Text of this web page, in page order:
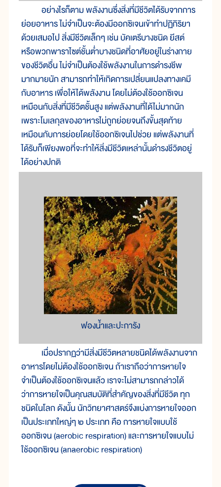
อย่างไรก็ตาม พลังงานซึ่งสิ่งที่มีชีวิตได้รับจากการ
ย่อยอาหาร ไม่จำเป็นจะต้องมีออกซิเจนเข้าทำปฏิกิริยา
ด้วยเสมอไป สิ่งมีชีวิตเล็กๆ เช่น บัคเตรีบางชนิด ยีสต์
หรือพวกพาราไซต์ชั้นต่ำบางชนิดที่อาศัยอยู่ในร่างกาย
ของชีวิตอื่น ไม่จำเป็นต้องใช้พลังงานในการดำรงชีพ
มากมายนัก สามารถทำให้เกิดการเปลี่ยนแปลงทางเคมี
กับอาหาร เพื่อให้ได้พลังงาน โดยไม่ต้องใช้ออกซิเจน
เหมือนกับสิ่งที่มีชีวิตชั้นสูง แต่พลังงานที่ได้ไม่มากนัก
เพราะโมเลกุลของอาหารไม่ถูกย่อยจนถึงขั้นสุดท้าย
เหมือนกับการย่อยโดยใช้ออกซิเจนไปช่วย แต่พลังงานที่
ได้รับก็เพียงพอที่จะทำให้สิ่งมีชีวิตเหล่านั้นดำรงชีวิตอยู่
ได้อย่างปกติ
ฟองน้ำและปะการัง
เมื่อปรากฏว่ามีสิ่งมีชีวิตหลายชนิดได้พลังงานจาก
อาหารโดยไม่ต้องใช้ออกซิเจน ถ้าเราถือว่าการหายใจ
จำเป็นต้องใช้ออกซิเจนแล้ว เราจะไม่สามารถกล่าวได้
ว่าการหายใจเป็นคุณสมบัติที่สำคัญของสิ่งที่มีชีวิต ทุก
ชนิดในโลก ดังนั้น นักวิทยาศาสตร์จึงแบ่งการหายใจออก
เป็นประเภทใหญ่ๆ ๒ ประเภท คือ การหายใจแบบใช้
ออกซิเจน (aerobic respiration) และการหายใจแบบไม่
ใช้ออกซิเจน (anaerobic respiration)